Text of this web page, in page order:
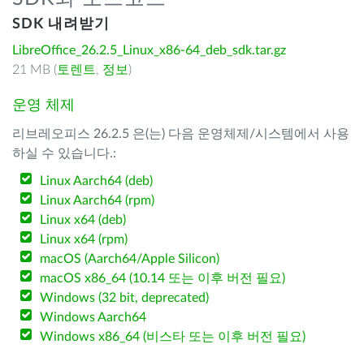
SDK 내려받기
LibreOffice_26.2.5_Linux_x86-64_deb_sdk.tar.gz
21 MB ( 토렌트, 정보 )
운영 체제
리브레오피스 26.2.5 은(는) 다음 운영체제/시스템에서 사용
하실 수 있습니다.:
Linux Aarch64 (deb)
Linux Aarch64 (rpm)
Linux x64 (deb)
Linux x64 (rpm)
macOS (Aarch64/Apple Silicon)
macOS x86_64 (10.14 또는 이후 버전 필요)
Windows (32 bit, deprecated)
Windows Aarch64
Windows x86_64 (비스타 또는 이후 버전 필요)